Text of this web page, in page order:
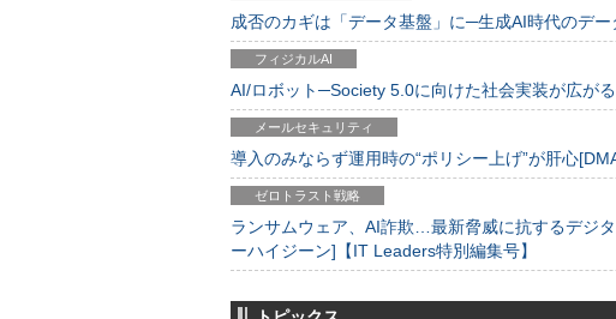
成否のカギは「データ基盤」に─生成AI時代のデ
フィジカルAI
AI/ロボット─Society 5.0に向けた社会実装が広が
メールセキュリティ
導入のみならず運用時の“ポリシー上げ”が肝心
ゼロトラスト戦略
ランサムウェア、AI詐欺…最新脅威に抗するデジ
ーハイジーン]【IT Leaders特別編集号】